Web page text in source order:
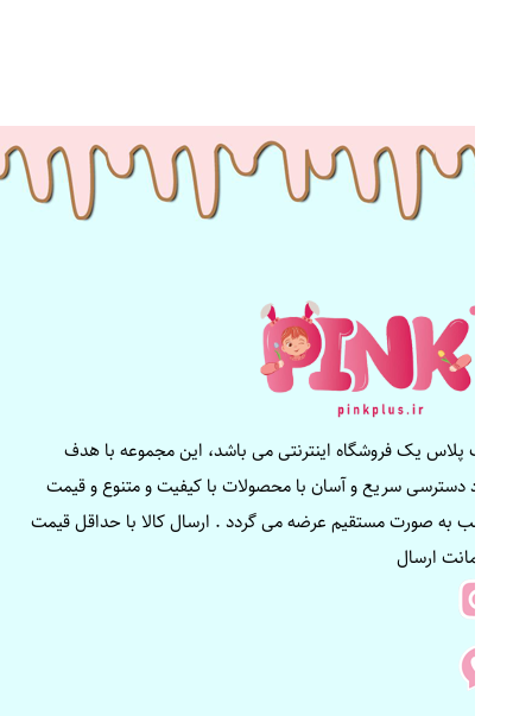
پینک پلاس یک فروشگاه اینترنتی می باشد، این مجموعه با هدف
ایجاد دسترسی سریع و آسان با محصولات با کیفیت و متنوع و قیمت
مناسب به صورت مستقیم عرضه می گردد . ارسال کالا با حداقل قیمت
و ضمانت ارسال